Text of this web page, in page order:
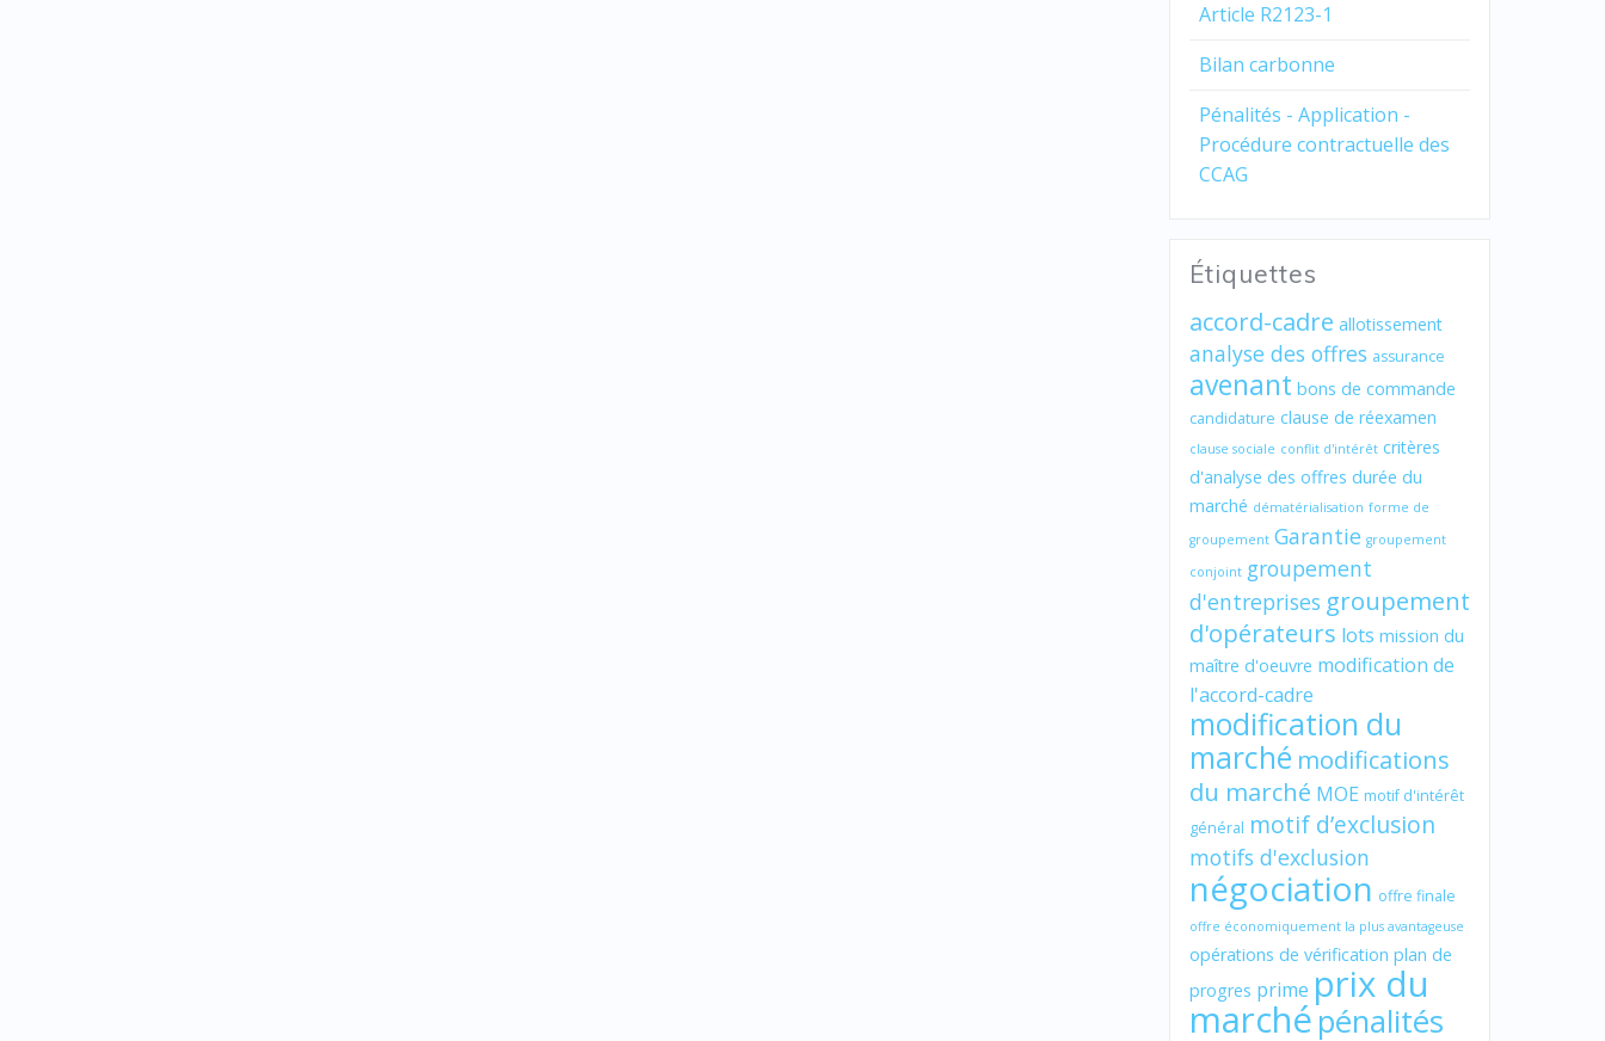
Article R2123-1
Bilan carbonne
Pénalités - Application -
Procédure contractuelle des
CCAG
Étiquettes
accord-cadre allotissement
analyse des offres assurance
avenant bons de commande
candidature clause de réexamen
clause sociale conflit d'intérêt critères
d'analyse des offres durée du
marché dématérialisation forme de
groupement Garantie groupement
conjoint groupement
d'entreprises groupement
d'opérateurs lots mission du
maître d'oeuvre modification de
l'accord-cadre
modification du
marché modifications
du marché MOE motif d'intérêt
général motif d’exclusion
motifs d'exclusion
négociation offre finale
offre économiquement la plus avantageuse
opérations de vérification plan de
progres prime prix du
marché pénalités